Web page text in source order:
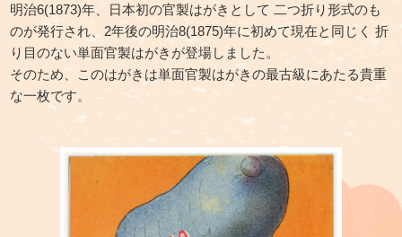
明治6(1873)年、日本初の官製はがきとして 二つ折り形式のも
のが発行され、 2年後の明治8(1875)年に初めて現在と同じく 折
り目のない単面官製はがきが登場しました。
そのため、このはがきは単面官製はがきの最古級にあたる貴重
な一枚です。